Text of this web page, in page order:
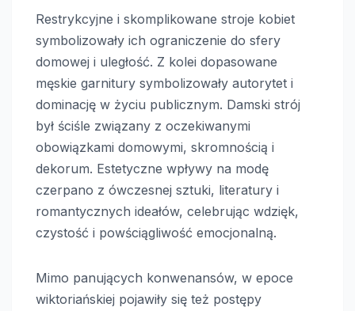
Restrykcyjne i skomplikowane stroje kobiet
symbolizowały ich ograniczenie do sfery
domowej i uległość. Z kolei dopasowane
męskie garnitury symbolizowały autorytet i
dominację w życiu publicznym. Damski strój
był ściśle związany z oczekiwanymi
obowiązkami domowymi, skromnością i
dekorum. Estetyczne wpływy na modę
czerpano z ówczesnej sztuki, literatury i
romantycznych ideałów, celebrując wdzięk,
czystość i powściągliwość emocjonalną.
Mimo panujących konwenansów, w epoce
wiktoriańskiej pojawiły się też postępy